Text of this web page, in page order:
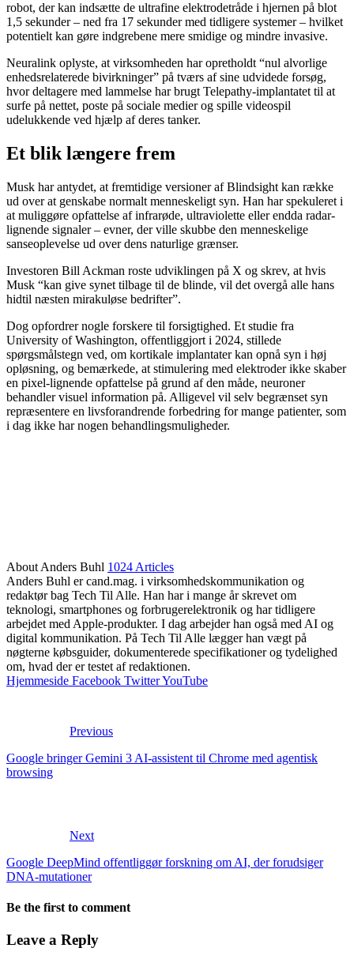
robot, der kan indsætte de ultrafine elektrodetråde i hjernen på blot
1,5 sekunder – ned fra 17 sekunder med tidligere systemer – hvilket
potentielt kan gøre indgrebene mere smidige og mindre invasive.
Neuralink oplyste, at virksomheden har opretholdt “nul alvorlige
enhedsrelaterede bivirkninger” på tværs af sine udvidede forsøg,
hvor deltagere med lammelse har brugt Telepathy-implantatet til at
surfe på nettet, poste på sociale medier og spille videospil
udelukkende ved hjælp af deres tanker.
Et blik længere frem
Musk har antydet, at fremtidige versioner af Blindsight kan række
ud over at genskabe normalt menneskeligt syn. Han har spekuleret i
at muliggøre opfattelse af infrarøde, ultraviolette eller endda radar-
lignende signaler – evner, der ville skubbe den menneskelige
sanseoplevelse ud over dens naturlige grænser.
Investoren Bill Ackman roste udviklingen på X og skrev, at hvis
Musk “kan give synet tilbage til de blinde, vil det overgå alle hans
hidtil næsten mirakuløse bedrifter”.
Dog opfordrer nogle forskere til forsigtighed. Et studie fra
University of Washington, offentliggjort i 2024, stillede
spørgsmålstegn ved, om kortikale implantater kan opnå syn i høj
opløsning, og bemærkede, at stimulering med elektroder ikke skaber
en pixel-lignende opfattelse på grund af den måde, neuroner
behandler visuel information på. Alligevel vil selv begrænset syn
repræsentere en livsforandrende forbedring for mange patienter, som
i dag ikke har nogen behandlingsmuligheder.
About Anders Buhl 1024 Articles
Anders Buhl er cand.mag. i virksomhedskommunikation og
redaktør bag Tech Til Alle. Han har i mange år skrevet om
teknologi, smartphones og forbrugerelektronik og har tidligere
arbejdet med Apple-produkter. I dag arbejder han også med AI og
digital kommunikation. På Tech Til Alle lægger han vægt på
nøgterne købsguider, dokumenterede specifikationer og tydelighed
om, hvad der er testet af redaktionen.
Hjemmeside Facebook TwitterYouTube
Previous
Google bringer Gemini 3 AI-assistent til Chrome med agentisk
browsing
Next
Google DeepMind offentliggør forskning om AI, der forudsiger
DNA-mutationer
Be the first to comment
Leave a Reply